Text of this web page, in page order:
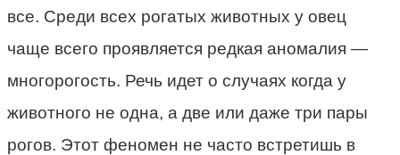
все. Среди всех рогатых животных у овец
чаще всего проявляется редкая аномалия —
многорогость. Речь идет о случаях когда у
животного не одна, а две или даже три пары
рогов. Этот феномен не часто встретишь в